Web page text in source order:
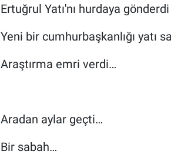
Ertuğrul Yatı'nı hurdaya
Yeni bir cumhurbaşkanlığı yatı
Araştırma emri verdi…
Aradan aylar geçti…
Bir sabah…